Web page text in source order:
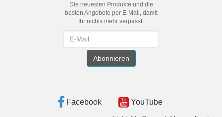
Die neuesten Produkte und die
besten Angebote per E-Mail, damit
Ihr nichts mehr verpasst.
Abonnieren
Facebook YouTube